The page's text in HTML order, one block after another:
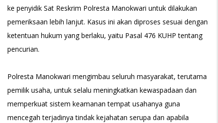
ke penyidik Sat Reskrim Polresta Manokwari untuk dilakukan
pemeriksaan lebih lanjut. Kasus ini akan diproses sesuai dengan
ketentuan hukum yang berlaku, yaitu Pasal 476 KUHP tentang
pencurian.
Polresta Manokwari mengimbau seluruh masyarakat, terutama
pemilik usaha, untuk selalu meningkatkan kewaspadaan dan
memperkuat sistem keamanan tempat usahanya guna
mencegah terjadinya tindak kejahatan serupa dan apabila